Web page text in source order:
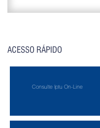
ACESSO RÁPIDO
Consulte Iptu On-Line